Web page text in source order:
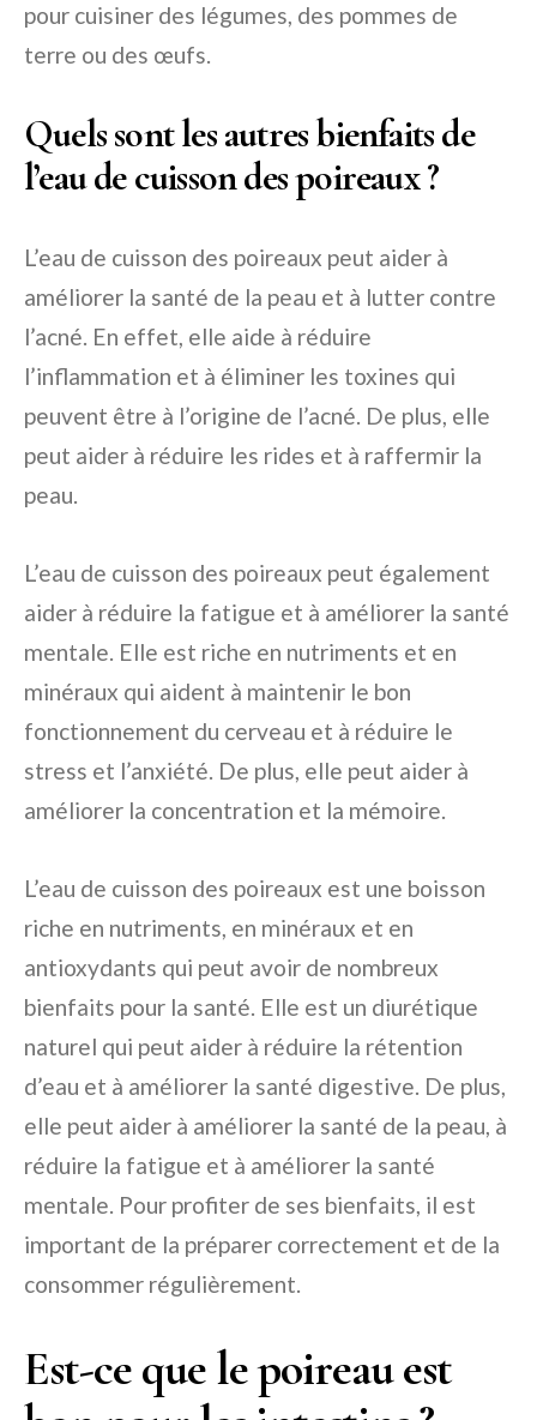
pour cuisiner des légumes, des pommes de
terre ou des œufs.
Quels sont les autres bienfaits de
l’eau de cuisson des poireaux ?
L’eau de cuisson des poireaux peut aider à
améliorer la santé de la peau et à lutter contre
l’acné. En effet, elle aide à réduire
l’inflammation et à éliminer les toxines qui
peuvent être à l’origine de l’acné. De plus, elle
peut aider à réduire les rides et à raffermir la
peau.
L’eau de cuisson des poireaux peut également
aider à réduire la fatigue et à améliorer la santé
mentale. Elle est riche en nutriments et en
minéraux qui aident à maintenir le bon
fonctionnement du cerveau et à réduire le
stress et l’anxiété. De plus, elle peut aider à
améliorer la concentration et la mémoire.
L’eau de cuisson des poireaux est une boisson
riche en nutriments, en minéraux et en
antioxydants qui peut avoir de nombreux
bienfaits pour la santé. Elle est un diurétique
naturel qui peut aider à réduire la rétention
d’eau et à améliorer la santé digestive. De plus,
elle peut aider à améliorer la santé de la peau, à
réduire la fatigue et à améliorer la santé
mentale. Pour profiter de ses bienfaits, il est
important de la préparer correctement et de la
consommer régulièrement.
Est-ce que le poireau est